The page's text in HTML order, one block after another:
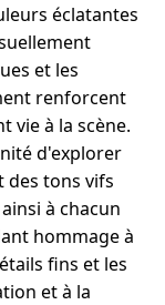
éclatantes
et les
renforcent
vie à la scène.
d'explorer
des tons vifs
à chacun
hommage à
fins et les
et à la